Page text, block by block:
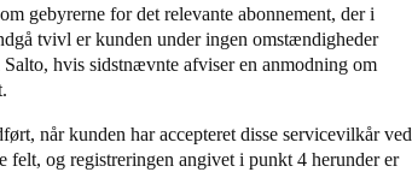
gebyrerne for det relevante abonnement, der i
tvivl er kunden under ingen omstændigheder
hvis sidstnævnte afviser en anmodning om
når kunden har accepteret disse servicevilkår ved
felt, og registreringen angivet i punkt 4 herunder er